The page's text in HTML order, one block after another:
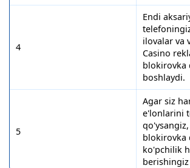
4
Endi
ilovalar va
Casino
blokirovka
boshlaydi.
5
Agar siz
e'lonlarini
blokirovka
ko'pchilik